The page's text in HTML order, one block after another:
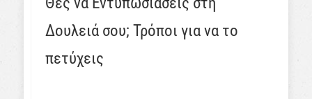
Δουλειά σου; Τρόποι για να το
πετύχεις